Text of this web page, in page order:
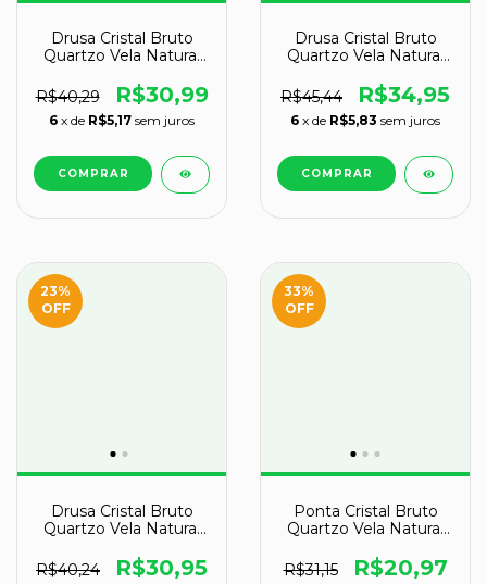
Drusa Cristal Bruto
Quartzo Vela Natural
R$40,29
R$30,99
6 x de R$5,17 sem juros
Drusa Cristal Bruto
Quartzo Vela Natural
R$45,44
R$34,95
6 x de R$5,83 sem juros
23%
OFF
Drusa Cristal Bruto
Quartzo Vela Natural
R$40,24
R$30,95
33%
OFF
Ponta Cristal Bruto
Quartzo Vela Natural
g
R$31,15 R$20,97